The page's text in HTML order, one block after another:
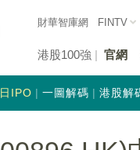
財華智庫網 FINTV
港股100強 官網
IPO 一圖解碼 港股解